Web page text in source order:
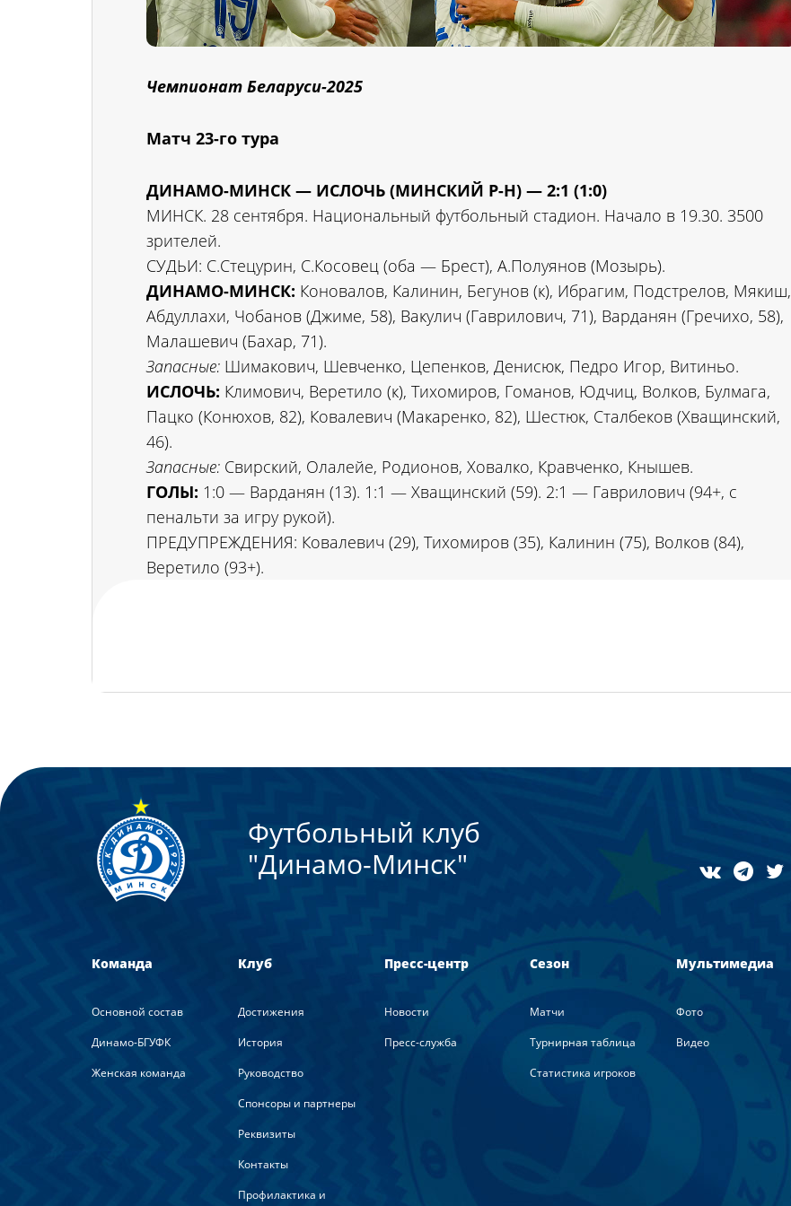
Чемпионат Беларуси-2025
Матч 23-го тура
ДИНАМО-МИНСК — ИСЛОЧЬ (МИНСКИЙ Р-Н) — 2:1 (1:0)
МИНСК. 28 сентября. Национальный футбольный стадион. Начало в 19.30. 3500
зрителей.
СУДЬИ: С.Стецурин, С.Косовец (оба — Брест), А.Полуянов (Мозырь).
ДИНАМО-МИНСК: Коновалов, Калинин, Бегунов (к), Ибрагим, Подстрелов, Мякиш,
Абдуллахи, Чобанов (Джиме, 58), Вакулич (Гаврилович, 71), Варданян (Гречихо, 58),
Малашевич (Бахар, 71).
Запасные: Шимакович, Шевченко, Цепенков, Денисюк, Педро Игор, Витиньо.
ИСЛОЧЬ: Климович, Веретило (к), Тихомиров, Гоманов, Юдчиц, Волков, Булмага,
Пацко (Конюхов, 82), Ковалевич (Макаренко, 82), Шестюк, Сталбеков (Хващинский,
46).
Запасные: Свирский, Олалейе, Родионов, Ховалко, Кравченко, Кнышев.
ГОЛЫ: 1:0 — Варданян (13). 1:1 — Хващинский (59). 2:1 — Гаврилович (94+, с
пенальти за игру рукой).
ПРЕДУПРЕЖДЕНИЯ: Ковалевич (29), Тихомиров (35), Калинин (75), Волков (84),
Веретило (93+).
Футбольный клуб
"Динамо-Минск"
Команда
Основной состав
Динамо-БГУФК
Женская команда
Клуб
Достижения
История
Руководство
Спонсоры и партнеры
Реквизиты
Контакты
Профилактика и
Пресс-центр
Новости
Пресс-служба
Сезон
Матчи
Турнирная таблица
Статистика игроков
Мультимедиа
Фото
Видео